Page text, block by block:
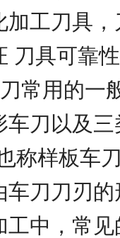
加工刀具
刀具可靠
用的一
车刀以及三
样板车
车刀刀刃
工中，常